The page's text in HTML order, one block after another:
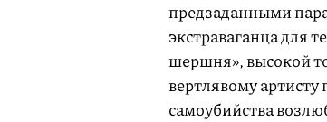
предзаданными
экстраваганца для
шершня», высокой
вертлявому
самоубийства